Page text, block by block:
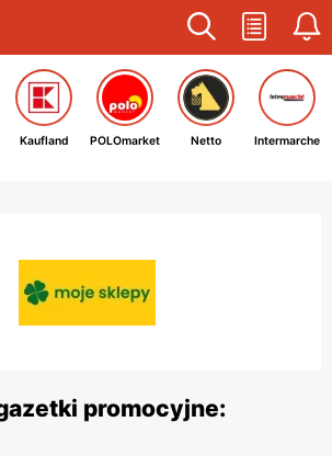
Kaufland POLOmarket Netto Intermarche
promocyjne: